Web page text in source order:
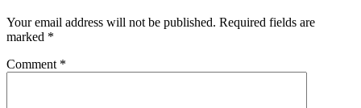
Your email address will not be published. Required fields are
marked *
Comment *